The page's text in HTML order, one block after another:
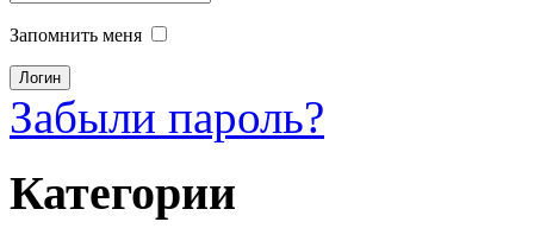
Запомнить меня
Забыли пароль?
Категории